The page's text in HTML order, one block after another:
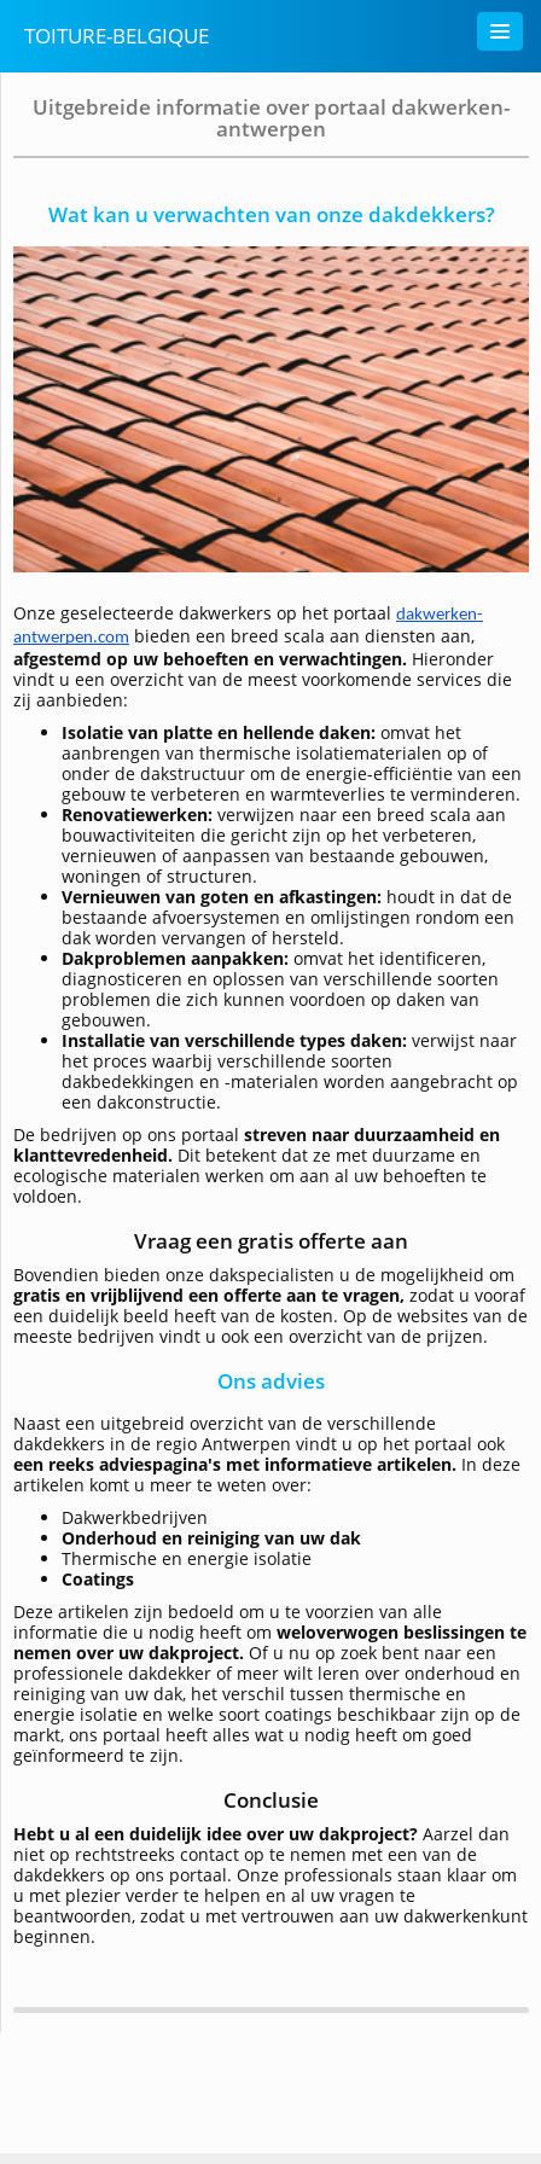
TOITURE-BELGIQUE
Uitgebreide informatie over portaal dakwerken-
antwerpen
Wat kan u verwachten van onze dakdekkers?
Onze geselecteerde dakwerkers op het portaal dakwerken-
antwerpen.com bieden een breed scala aan diensten aan,
afgestemd op uw behoeften en verwachtingen. Hieronder
vindt u een overzicht van de meest voorkomende services die
zij aanbieden:
Isolatie van platte en hellende daken: omvat het
aanbrengen van thermische isolatiematerialen op of
onder de dakstructuur om de energie-efficiëntie van een
gebouw te verbeteren en warmteverlies te verminderen.
Renovatiewerken: verwijzen naar een breed scala aan
bouwactiviteiten die gericht zijn op het verbeteren,
vernieuwen of aanpassen van bestaande gebouwen,
woningen of structuren.
Vernieuwen van goten en afkastingen: houdt in dat de
bestaande afvoersystemen en omlijstingen rondom een
dak worden vervangen of hersteld.
Dakproblemen aanpakken: omvat het identificeren,
diagnosticeren en oplossen van verschillende soorten
problemen die zich kunnen voordoen op daken van
gebouwen.
Installatie van verschillende types daken: verwijst naar
het proces waarbij verschillende soorten
dakbedekkingen en -materialen worden aangebracht op
een dakconstructie.
De bedrijven op ons portaal streven naar duurzaamheid en
klanttevredenheid. Dit betekent dat ze met duurzame en
ecologische materialen werken om aan al uw behoeften te
voldoen.
Vraag een gratis offerte aan
Bovendien bieden onze dakspecialisten u de mogelijkheid om
gratis en vrijblijvend een offerte aan te vragen, zodat u vooraf
een duidelijk beeld heeft van de kosten. Op de websites van de
meeste bedrijven vindt u ook een overzicht van de prijzen.
Ons advies
Naast een uitgebreid overzicht van de verschillende
dakdekkers in de regio Antwerpen vindt u op het portaal ook
een reeks adviespagina's met informatieve artikelen. In deze
artikelen komt u meer te weten over:
Dakwerkbedrijven
Onderhoud en reiniging van uw dak
Thermische en energie isolatie
Coatings
Deze artikelen zijn bedoeld om u te voorzien van alle
informatie die u nodig heeft om weloverwogen beslissingen te
nemen over uw dakproject. Of u nu op zoek bent naar een
professionele dakdekker of meer wilt leren over onderhoud en
reiniging van uw dak, het verschil tussen thermische en
energie isolatie en welke soort coatings beschikbaar zijn op de
markt, ons portaal heeft alles wat u nodig heeft om goed
geïnformeerd te zijn.
Conclusie
Hebt u al een duidelijk idee over uw dakproject? Aarzel dan
niet op rechtstreeks contact op te nemen met een van de
dakdekkers op ons portaal. Onze professionals staan klaar om
u met plezier verder te helpen en al uw vragen te
beantwoorden, zodat u met vertrouwen aan uw dakwerkenkunt
beginnen.